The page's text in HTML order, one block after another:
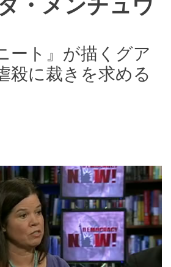
・メンチュウ
ート』が描くグア
殺に裁きを求める